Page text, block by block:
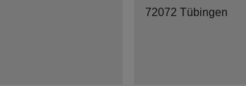
72072 Tübingen